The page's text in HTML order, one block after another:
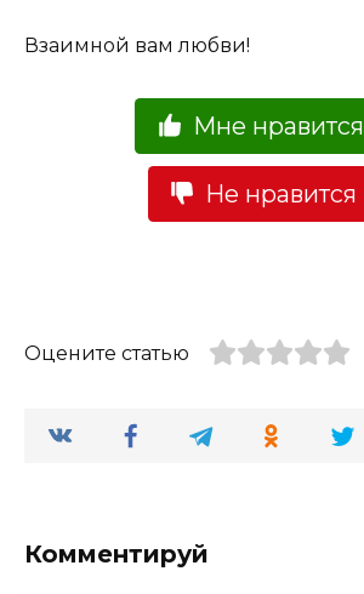
Взаимной вам любви!
Мне нравится
Не нравится
Оцените статью
Комментируй